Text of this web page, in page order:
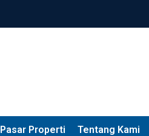
Pasar Properti Tentang Kami